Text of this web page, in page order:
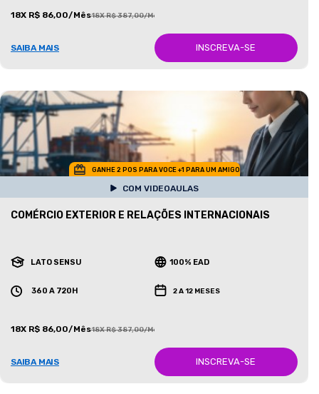
18X R$ 86,00/Mês18X R$ 387,00/Mês
SAIBA MAIS INSCREVA-SE
GANHE 2 POS PARA VOCE +1 PARA UM AMIGO
COM VIDEOAULAS
COMÉRCIO EXTERIOR E RELAÇÕES INTERNACIONAIS
LATO SENSU 100% EAD
360 A 720H 2 A 12 MESES
18X R$ 86,00/Mês18X R$ 387,00/Mês
SAIBA MAIS INSCREVA-SE